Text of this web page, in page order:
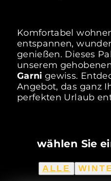
Komfortabel
entspannen,
genießen. Dieses
unserem
Garni gewiss.
Angebot, das ganz
perfekten Urlaub
wählen Sie
ALLE